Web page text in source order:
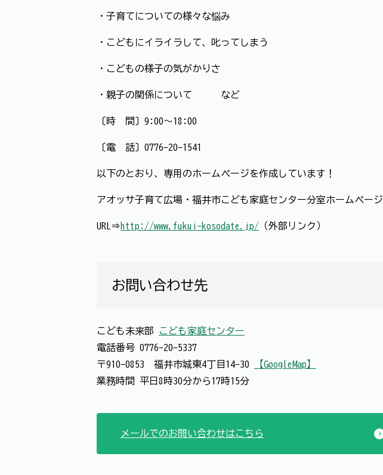
・子育てについての様々な悩み
・こどもにイライラして、叱ってしまう
・こどもの様子の気がかりさ
・親子の関係について など
〔時 間〕9:00～18:00
〔電 話〕0776-20-1541
以下のとおり、専用のホームページを作成しています！
アオッサ子育て広場・福井市こども家庭センター分室ホームページ
URL⇒http://www.fukui-kosodate.jp/ （外部リンク）
お問い合わせ先
こども未来部
こども家庭センター
電話番号 0776-20-5337
〒910-0853 福井市城東4丁目14-30
【GoogleMap】
業務時間 平日8時30分から17時15分
メールでのお問い合わせはこちら